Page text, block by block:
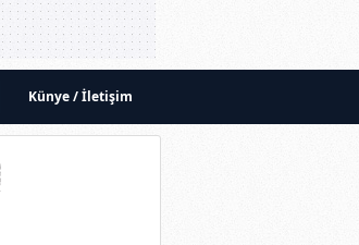
Künye / İletişim